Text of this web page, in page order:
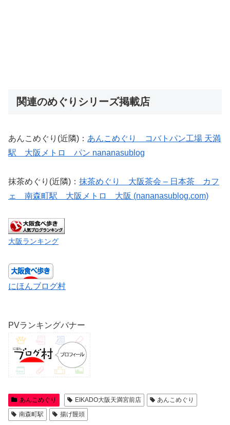
関連のめぐりシリーズ掲載店
あんこめぐり(近隣)： あんこめぐり コバトパン工場 天満
駅 大阪メトロ パン nananasublog
抹茶めぐり(近隣)： 抹茶めぐり 大阪茶会 – 日本茶 カフ
ェ 南森町駅 大阪メトロ 大阪 (nananasublog.com)
大阪ランキング
にほんブログ村
PVランキングバナー
あんこめぐり EIKADO大阪天満宮前店
あんこめぐり
南森町駅
揚げ饅頭